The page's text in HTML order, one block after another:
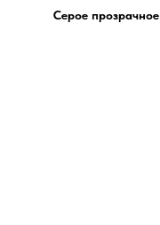
Серое прозрачное